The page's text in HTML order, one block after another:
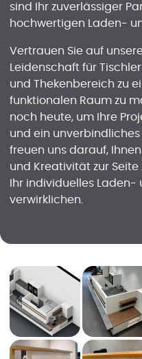
sind Ihr zuverlässiger
hochwertigen Laden-
Vertrauen Sie auf
Leidenschaft für
und Thekenbereich zu
funktionalen Raum zu
noch heute, um Ihre
und ein
freuen uns darauf,
und Kreativität zur
Ihr individuelles Laden-
verwirklichen.